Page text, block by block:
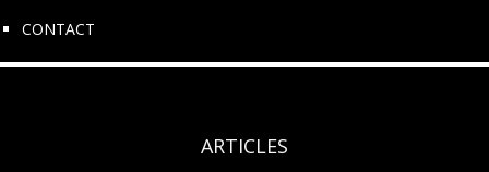
CONTACT
ARTICLES